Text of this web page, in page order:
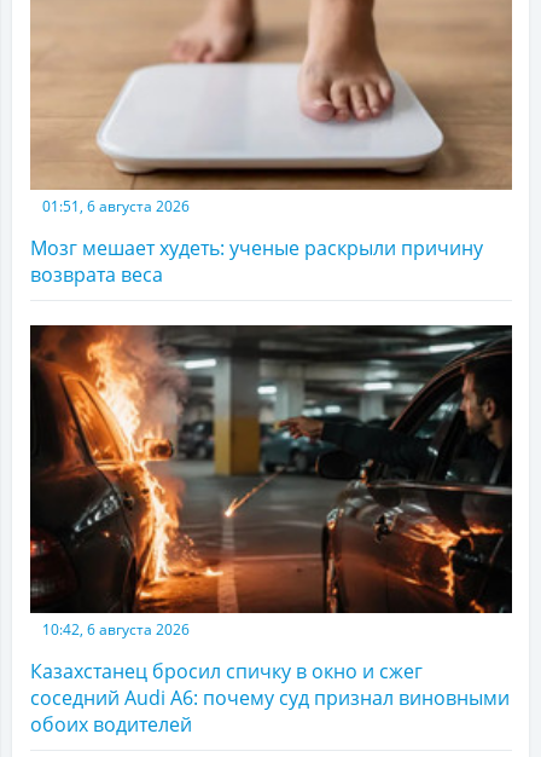
01:51, 6 августа 2026
Мозг мешает худеть: ученые раскрыли причину
возврата веса
10:42, 6 августа 2026
Казахстанец бросил спичку в окно и сжег
соседний Audi A6: почему суд признал виновными
обоих водителей